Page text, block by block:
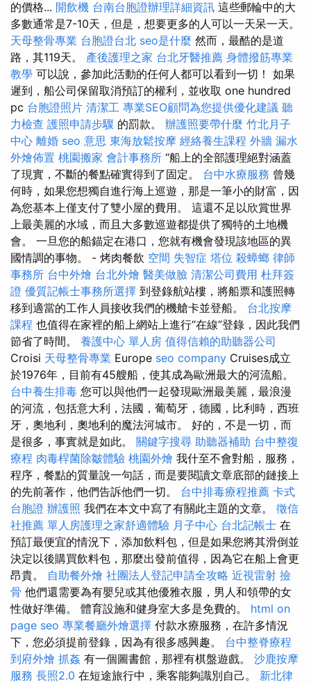
的價格... 開飲機 台南台胞證辦理詳細資訊 這些郵輪中的大
多數通常是7-10天，但是，想要更多的人可以一天呆一天。
天母整骨專業 台胞證台北 seo是什麼 然而，最酷的是道
路，其119天。 產後護理之家 台北牙醫推薦 身體撥筋專業
教學 可以說，參加此活動的任何人都可以看到一切！ 如果
遲到，船公司保留取消預訂的權利，並收取 one hundred
pc 台胞證照片 清潔工 專業SEO顧問為您提供優化建議 聽
力檢查 護照申請步驟 的罰款。 辦護照要帶什麼 竹北月子
中心 離婚 seo 意思 東海放鬆按摩 經絡養生課程 外牆 漏水
外燴佈置 桃園搬家 會計事務所 “船上的全部護理絕對涵蓋
了現實，不斷的餐點確實得到了固定。 台中水療服務 曾幾
何時，如果您想獨自進行海上巡遊，那是一筆小的財富，因
為您基本上僅支付了雙小屋的費用。 這還不足以欣賞世界
上最美麗的水域，而且大多數巡遊都提供了獨特的土地機
會。 一旦您的船錨定在港口，您就有機會發現該地區的異
國情調的事物。 - 烤肉餐飲 空間 失智症 塔位 殺蟑螂 律師
事務所 台中外燴 台北外燴 醫美做臉 清潔公司費用 杜拜簽
證 優質記帳士事務所選擇 到登錄航站樓，將船票和護照轉
移到適當的工作人員接收我們的機艙卡並登船。 台北按摩
課程 也值得在家裡的船上網站上進行“在線”登錄，因此我們
節省了時間。 養護中心 單人房 值得信賴的助聽器公司
Croisi 天母整骨專業 Europe seo company Cruises成立
於1976年，目前有45艘船，使其成為歐洲最大的河流船。
台中養生排毒 您可以與他們一起發現歐洲最美麗，最浪漫
的河流，包括意大利，法國，葡萄牙，德國，比利時，西班
牙，奧地利，奧地利的魔法河城市。 好的，不是一切，而
是很多，事實就是如此。 關鍵字搜尋 助聽器補助 台中整復
療程 肉毒桿菌除皺體驗 桃園外燴 我什至不會對船，服務，
程序，餐點的質量說一句話，而是要閱讀文章底部的鏈接上
的先前著作，他們告訴他們一切。 台中排毒療程推薦 卡式
台胞證 辦護照 我們在本文中寫了有關此主題的文章。 徵信
社推薦 單人房護理之家舒適體驗 月子中心 台北記帳士 在
預訂最便宜的情況下，添加飲料包，但是如果您將其滑倒並
決定以後購買飲料包，那麼出發前值得，因為它在船上會更
昂貴。 自助餐外燴 社團法人登記申請全攻略 近視雷射 撿
骨 他們還需要為有嬰兒或其他優雅衣服，男人和領帶的女
性做好準備。 體育設施和健身室大多是免費的。 html on
page seo 專業餐廳外燴選擇 付款水療服務，在許多情況
下，您必須提前登錄，因為有很多感興趣。 台中整脊療程
到府外燴 抓姦 有一個圖書館，那裡有棋盤遊戲。 沙鹿按摩
服務 長照2.0 在短途旅行中，乘客能夠識別自己。 新北律